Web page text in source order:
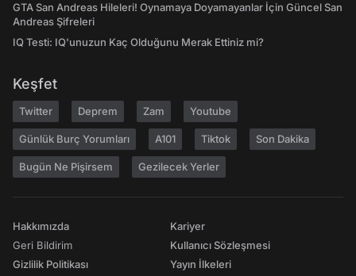
GTA San Andreas Hileleri! Oynamaya Doyamayanlar İçin Güncel San
Andreas Şifreleri
IQ Testi: IQ'unuzun Kaç Olduğunu Merak Ettiniz mi?
Keşfet
Twitter Deprem Zam Youtube
Günlük Burç Yorumları A101 Tiktok Son Dakika
Bugün Ne Pişirsem Gezilecek Yerler
Hakkımızda
Geri Bildirim
Gizlilik Politikası
Kariyer
Kullanıcı Sözleşmesi
Yayın İlkeleri